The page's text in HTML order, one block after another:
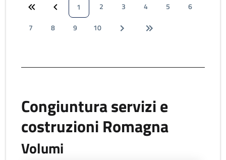
1 2 3 4 5
6
7
8 9 10
Congiuntura servizi e
costruzioni Romagna
Volumi